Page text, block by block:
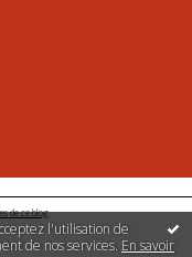
l'utilisation de
de nos services. En savoir
de ce blog